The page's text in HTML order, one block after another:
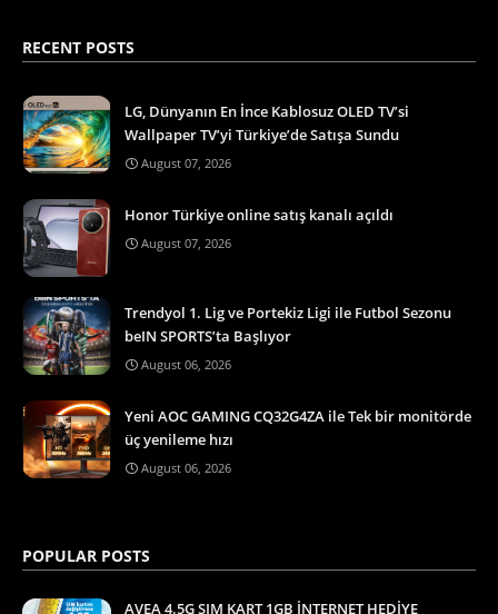
RECENT POSTS
LG, Dünyanın En İnce Kablosuz OLED TV’si
Wallpaper TV’yi Türkiye’de Satışa Sundu
August 07, 2026
Honor Türkiye online satış kanalı açıldı
August 07, 2026
Trendyol 1. Lig ve Portekiz Ligi ile Futbol Sezonu
beIN SPORTS’ta Başlıyor
August 06, 2026
Yeni AOC GAMING CQ32G4ZA ile Tek bir monitörde
üç yenileme hızı
August 06, 2026
POPULAR POSTS
AVEA 4.5G SIM KART 1GB İNTERNET HEDİYE